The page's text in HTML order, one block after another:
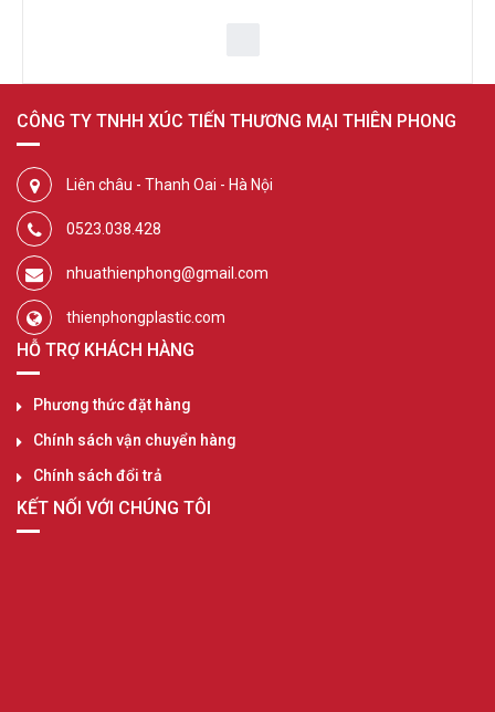
CÔNG TY TNHH XÚC TIẾN THƯƠNG MẠI THIÊN PHONG
Liên châu - Thanh Oai - Hà Nội
0523.038.428
nhuathienphong@gmail.com
thienphongplastic.com
HỖ TRỢ KHÁCH HÀNG
Phương thức đặt hàng
Chính sách vận chuyển hàng
Chính sách đổi trả
KẾT NỐI VỚI CHÚNG TÔI